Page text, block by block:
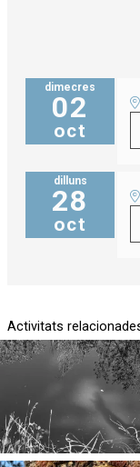
dimecres
02
oct
dilluns
28
oct
Activitats